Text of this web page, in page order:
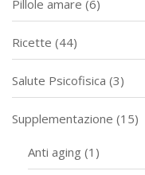
Pillole amare (6)
Ricette (44)
Salute Psicofisica (3)
Supplementazione (15)
Anti aging (1)